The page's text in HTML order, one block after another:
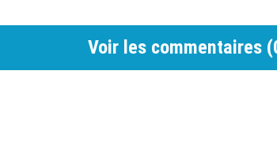
Voir les commentaires (